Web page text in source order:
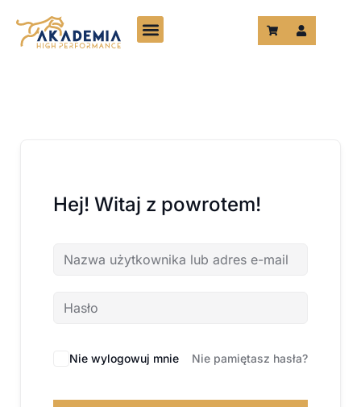
treści
Hej! Witaj z powrotem!
Nie wylogowuj mnie Nie pamiętasz hasła?